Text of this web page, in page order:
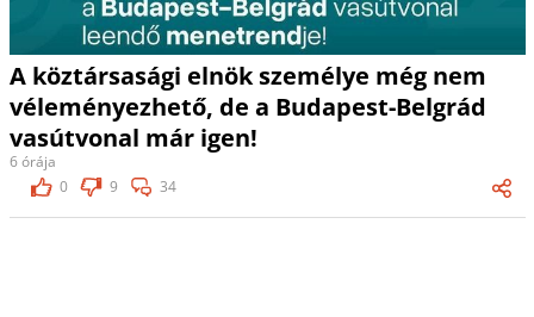
A köztársasági elnök személye még nem
véleményezhető, de a Budapest-Belgrád
vasútvonal már igen!
6 órája
0
9 34